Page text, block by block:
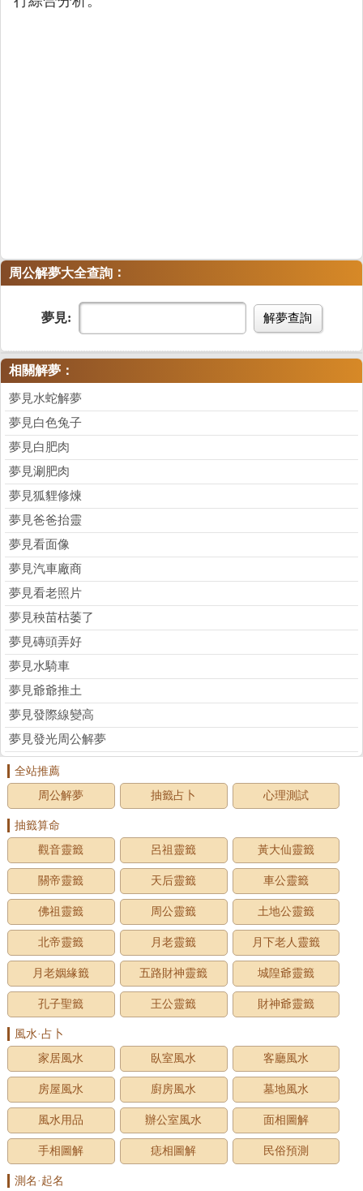
周公解夢大全查詢 ：
夢見: 解夢查詢
相關解夢：
夢見水蛇解夢
夢見白色兔子
夢見白肥肉
夢見涮肥肉
夢見狐貍修煉
夢見爸爸抬靈
夢見看面像
夢見汽車廠商
夢見看老照片
夢見秧苗枯萎了
夢見磚頭弄好
夢見水騎車
夢見爺爺推土
夢見發際線變高
夢見發光周公解夢
全站推薦
周公解夢
抽籤占卜 心理測試
抽籤算命
觀音靈籤
呂祖靈籤 黃大仙靈籤
關帝靈籤 天后靈籤 車公靈籤
佛祖靈籤 周公靈籤 土地公靈籤
北帝靈籤 月老靈籤 月下老人靈籤
月老姻緣籤 五路財神靈籤 城隍爺靈籤
孔子聖籤 王公靈籤 財神爺靈籤
風水·占卜
家居風水
臥室風水 客廳風水
房屋風水 廚房風水 墓地風水
風水用品 辦公室風水 面相圖解
手相圖解 痣相圖解 民俗預測
測名·起名